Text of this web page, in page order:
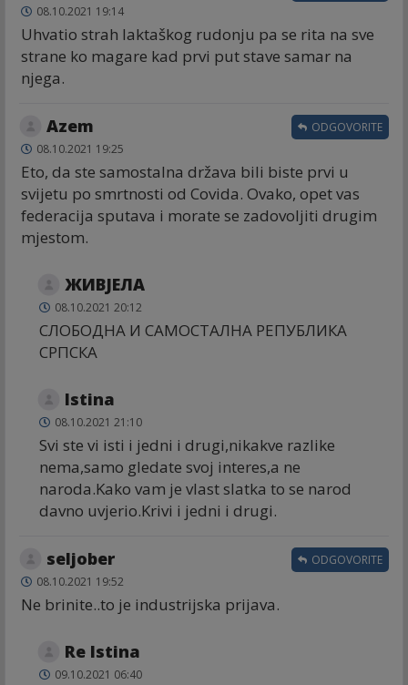
08.10.2021 19:14
Uhvatio strah laktaškog rudonju pa se rita na sve
strane ko magare kad prvi put stave samar na
njega.
Azem
08.10.2021 19:25
Eto, da ste samostalna država bili biste prvi u
svijetu po smrtnosti od Covida. Ovako, opet vas
federacija sputava i morate se zadovoljiti drugim
mjestom.
ODGOVORITE
ЖИВЈЕЛА
08.10.2021 20:12
СЛОБОДНА И САМОСТАЛНА РЕПУБЛИКА
СРПСКА
Istina
08.10.2021 21:10
Svi ste vi isti i jedni i drugi,nikakve razlike
nema,samo gledate svoj interes,a ne
naroda.Kako vam je vlast slatka to se narod
davno uvjerio.Krivi i jedni i drugi.
seljober
08.10.2021 19:52
Ne brinite..to je industrijska prijava.
ODGOVORITE
Re Istina
09.10.2021 06:40